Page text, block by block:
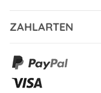
ZAHLARTEN